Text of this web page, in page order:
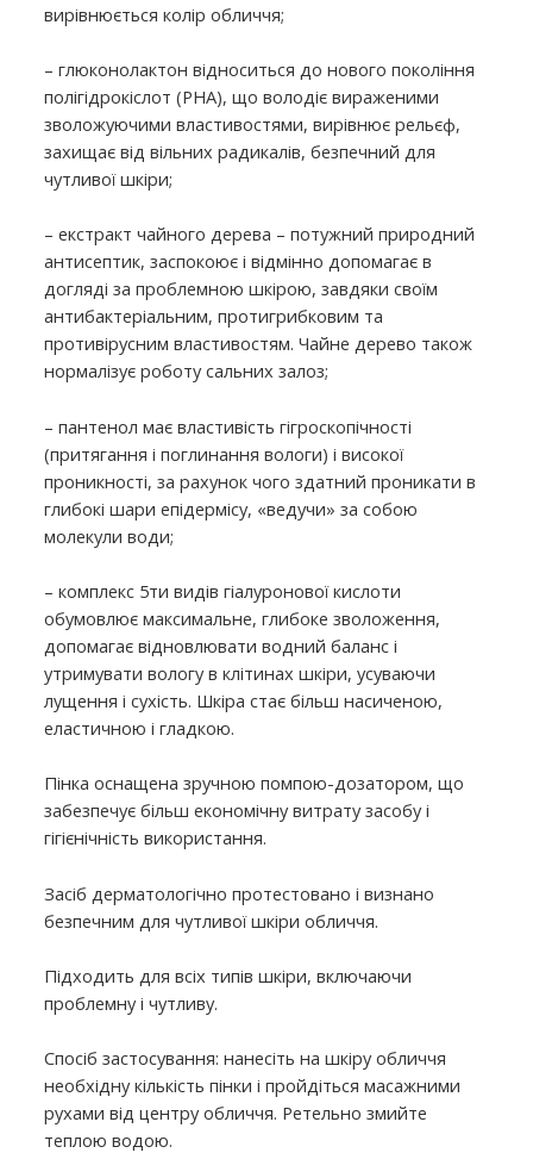
вирівнюється колір обличчя;
– глюконолактон відноситься до нового покоління
полігідрокіслот (PHA), що володіє вираженими
зволожуючими властивостями, вирівнює рельєф,
захищає від вільних радикалів, безпечний для
чутливої ​​шкіри;
– екстракт чайного дерева – потужний природний
антисептик, заспокоює і відмінно допомагає в
догляді за проблемною шкірою, завдяки своїм
антибактеріальним, протигрибковим та
противірусним властивостям. Чайне дерево також
нормалізує роботу сальних залоз;
– пантенол має властивість гігроскопічності
(притягання і поглинання вологи) і високої
проникності, за рахунок чого здатний проникати в
глибокі шари епідермісу, «ведучи» за собою
молекули води;
– комплекс 5ти видів гіалуронової кислоти
обумовлює максимальне, глибоке зволоження,
допомагає відновлювати водний баланс і
утримувати вологу в клітинах шкіри, усуваючи
лущення і сухість. Шкіра стає більш насиченою,
еластичною і гладкою.
Пінка оснащена зручною помпою-дозатором, що
забезпечує більш економічну витрату засобу і
гігієнічність використання.
Засіб дерматологічно протестовано і визнано
безпечним для чутливої ​​шкіри обличчя.
Підходить для всіх типів шкіри, включаючи
проблемну і чутливу.
Спосіб застосування: нанесіть на шкіру обличчя
необхідну кількість пінки і пройдіться масажними
рухами від центру обличчя. Ретельно змийте
теплою водою.